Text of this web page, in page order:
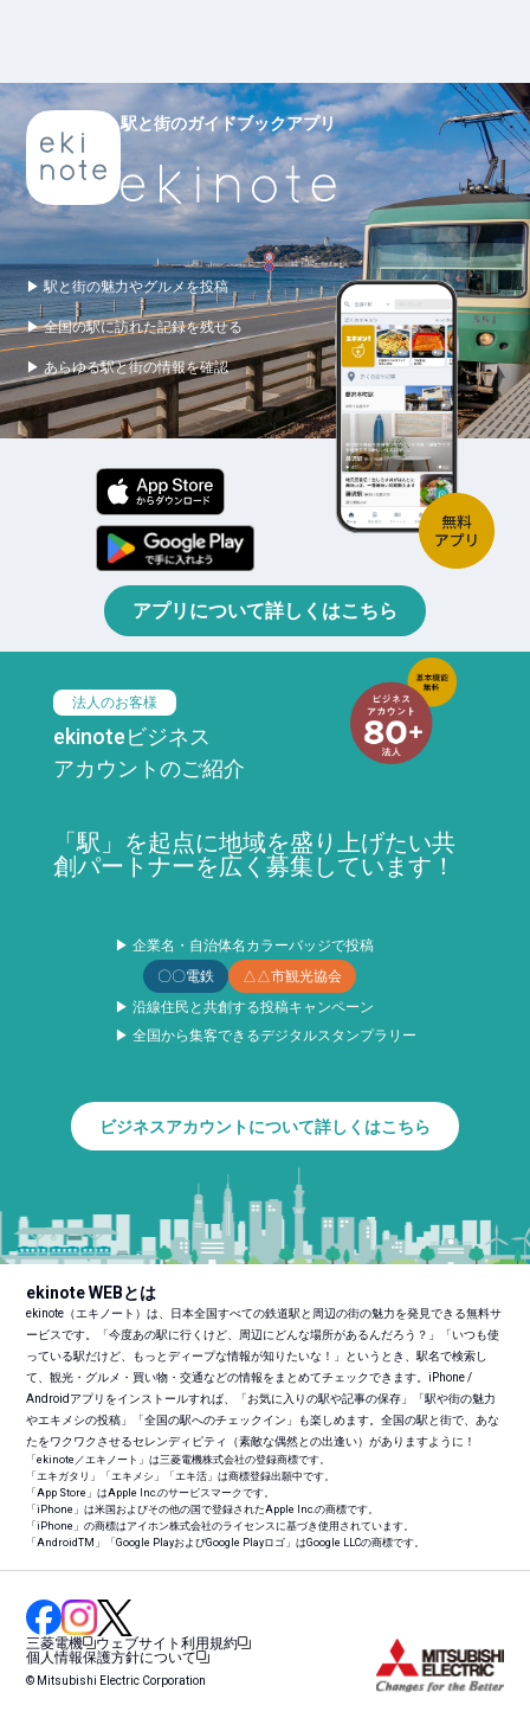
駅と街のガイドブックアプリ
▶ 駅と街の魅力やグルメを投稿
▶ 全国の駅に訪れた記録を残せる
▶ あらゆる駅と街の情報を確認
アプリについて詳しくはこちら
法人のお客様
ekinoteビジネス
アカウントのご紹介
「駅」を起点に地域を盛り上げたい共
創パートナーを広く募集しています！
▶ 企業名・自治体名カラーバッジで投稿
〇〇電鉄
△△市観光協会
▶ 沿線住民と共創する投稿キャンペーン
▶ 全国から集客できるデジタルスタンプラリー
ビジネスアカウントについて詳しくはこちら
ekinote WEBとは
ekinote（エキノート）は、日本全国すべての鉄道駅と周辺の街の魅力を発見できる無料サ
ービスです。「今度あの駅に行くけど、周辺にどんな場所があるんだろう？」「いつも使
っている駅だけど、もっとディープな情報が知りたいな！」というとき、駅名で検索し
て、観光・グルメ・買い物・交通などの情報をまとめてチェックできます。iPhone /
Androidアプリをインストールすれば、「お気に入りの駅や記事の保存」「駅や街の魅力
やエキメシの投稿」「全国の駅へのチェックイン」も楽しめます。全国の駅と街で、あな
たをワクワクさせるセレンディピティ（素敵な偶然との出逢い）がありますように！
「ekinote／エキノート」は三菱電機株式会社の登録商標です。
「エキガタリ」「エキメシ」「エキ活」は商標登録出願中です。
「App Store」はApple Inc.のサービスマークです。
「iPhone」は米国およびその他の国で登録されたApple Inc.の商標です。
「iPhone」の商標はアイホン株式会社のライセンスに基づき使用されています。
「AndroidTM 」「Google PlayおよびGoogle Playロゴ」はGoogle LLCの商標です。
三菱電機
ウェブサイト利用規約
個人情報保護方針について
© Mitsubishi Electric Corporation